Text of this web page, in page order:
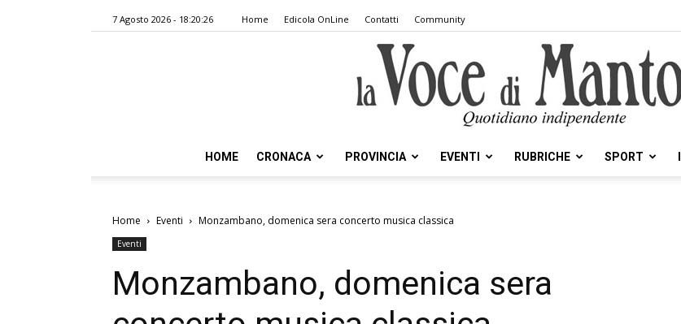
7 Agosto 2026 - 18:20:26 Home Edicola OnLine Contatti Community
Voce
HOME CRONACA PROVINCIA EVENTI RUBRICHE SPORT
Home Eventi Monzambano, domenica sera concerto musica classica
Eventi
Monzambano, domenica sera